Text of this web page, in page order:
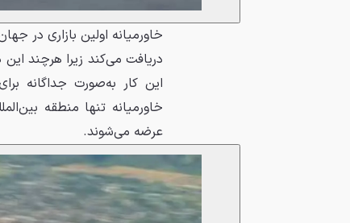
خاورمیانه اولین بازاری در
دریافت می‌کند زیرا هرچند
این کار به‌صورت جداگانه
خاورمیانه تنها منطقه
عرضه می‌شوند.